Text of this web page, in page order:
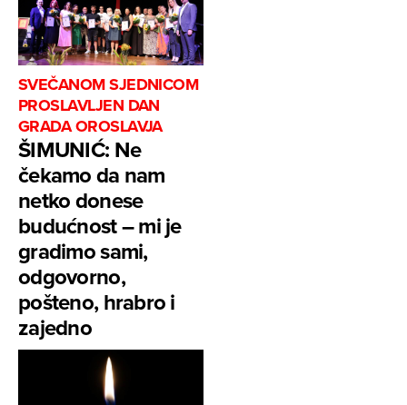
SVEČANOM SJEDNICOM
PROSLAVLJEN DAN
GRADA OROSLAVJA
ŠIMUNIĆ: Ne
čekamo da nam
netko donese
budućnost – mi je
gradimo sami,
odgovorno,
pošteno, hrabro i
zajedno